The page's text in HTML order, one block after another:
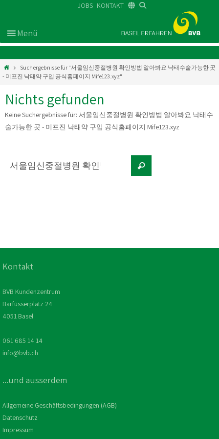
JOBS KONTAKT
Suchergebnisse für "서울임신중절병원 확인방법 알아봐요 낙태수술가능한 곳
- 미프진 낙태약 구입 공식홈페이지 Mife123.xyz"
Nichts gefunden
Keine Suchergebnisse für: 서울임신중절병원 확인방법 알아봐요 낙태수
술가능한 곳 - 미프진 낙태약 구입 공식홈페이지 Mife123.xyz
Kontakt
BVB Kundenzentrum
Barfüsserplatz 24
4051 Basel
061 685 14 14
info@bvb.ch
...und ausserdem
Allgemeine Geschäftsbedingungen (AGB)
Datenschutz
Impressum